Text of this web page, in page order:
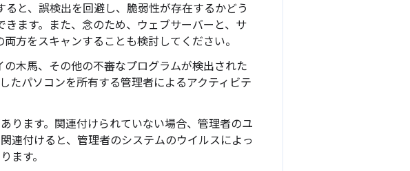
と、誤検出を回避し、脆弱性が存在するかどう
ます。また、念のため、ウェブサーバーと、サ
方をスキャンすることも検討してください。
木馬、その他の不審なプログラムが検出された
たパソコンを所有する管理者によるアクティビテ
ります。関連付けられていない場合、管理者のユ
連付けると、管理者のシステムのウイルスによっ
ます。